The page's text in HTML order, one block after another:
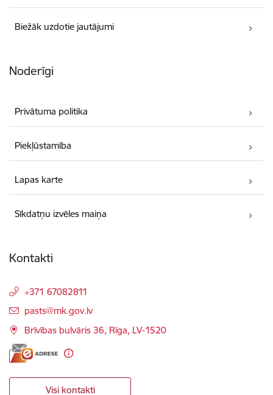
Biežāk uzdotie jautājumi
Noderīgi
Privātuma politika
Piekļūstamība
Lapas karte
Sīkdatņu izvēles maiņa
Kontakti
+371 67082811
E-pasts:
pasts@mk.gov.lv
Brīvības bulvāris 36, Rīga, LV-1520
Visi kontakti